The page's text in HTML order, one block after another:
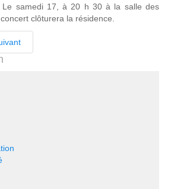
samedi 17, à 20 h 30 à la salle des
clôturera la résidence.